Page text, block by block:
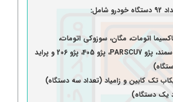
اتومات، مگان، سوزوکی اتومات،
سوزوکی دستی، سمند، پژو PARSCU7، پژو 405، پژو 206 و پراید
تک کابین و زامیاد (تعداد سه دستگاه)